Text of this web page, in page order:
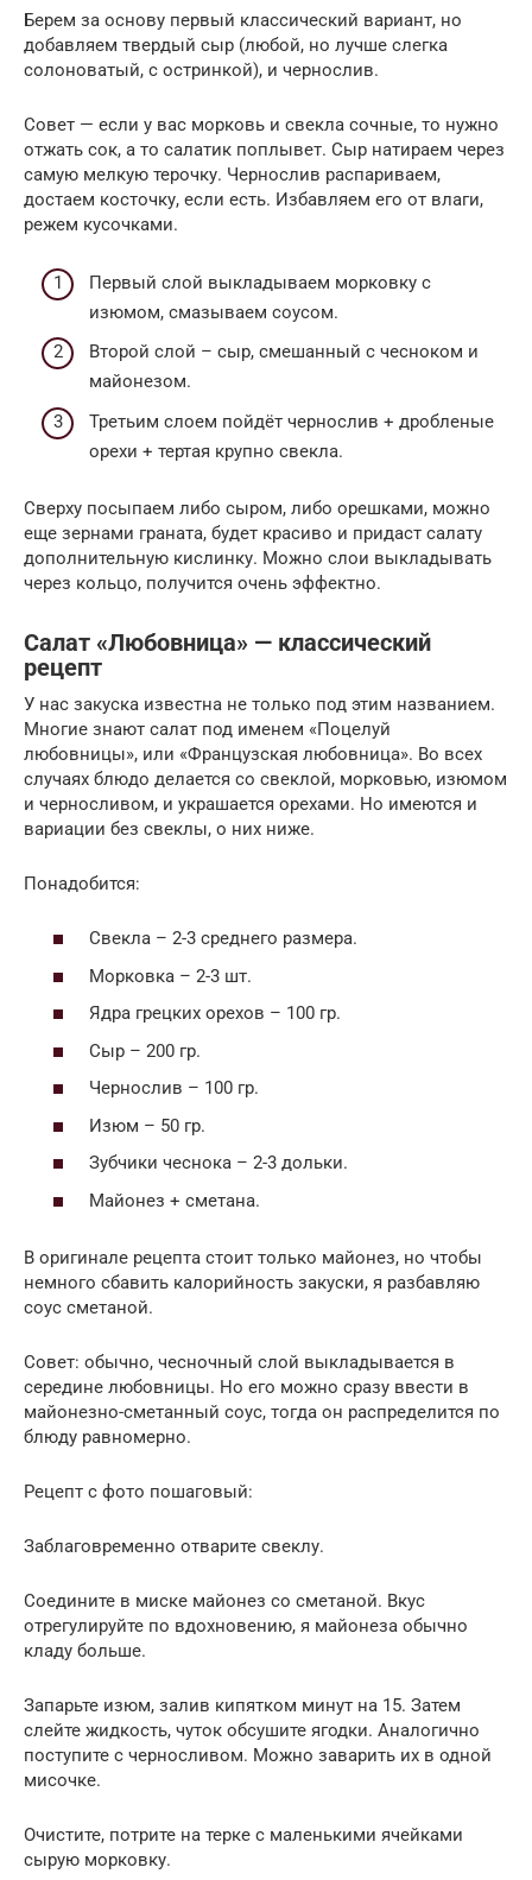
Берем за основу первый классический вариант, но
добавляем твердый сыр (любой, но лучше слегка
солоноватый, с остринкой), и чернослив.
Совет — если у вас морковь и свекла сочные, то нужно
отжать сок, а то салатик поплывет. Сыр натираем через
самую мелкую терочку. Чернослив распариваем,
достаем косточку, если есть. Избавляем его от влаги,
режем кусочками.
Первый слой выкладываем морковку с
изюмом, смазываем соусом.
Второй слой – сыр, смешанный с чесноком и
майонезом.
Третьим слоем пойдёт чернослив + дробленые
орехи + тертая крупно свекла.
Сверху посыпаем либо сыром, либо орешками, можно
еще зернами граната, будет красиво и придаст салату
дополнительную кислинку. Можно слои выкладывать
через кольцо, получится очень эффектно.
Салат «Любовница» — классический
рецепт
У нас закуска известна не только под этим названием.
Многие знают салат под именем «Поцелуй
любовницы», или «Французская любовница». Во всех
случаях блюдо делается со свеклой, морковью, изюмом
и черносливом, и украшается орехами. Но имеются и
вариации без свеклы, о них ниже.
Понадобится:
Свекла – 2-3 среднего размера.
Морковка – 2-3 шт.
Ядра грецких орехов – 100 гр.
Сыр – 200 гр.
Чернослив – 100 гр.
Изюм – 50 гр.
Зубчики чеснока – 2-3 дольки.
Майонез + сметана.
В оригинале рецепта стоит только майонез, но чтобы
немного сбавить калорийность закуски, я разбавляю
соус сметаной.
Совет: обычно, чесночный слой выкладывается в
середине любовницы. Но его можно сразу ввести в
майонезно-сметанный соус, тогда он распределится по
блюду равномерно.
Рецепт с фото пошаговый:
Заблаговременно отварите свеклу.
Соедините в миске майонез со сметаной. Вкус
отрегулируйте по вдохновению, я майонеза обычно
кладу больше.
Запарьте изюм, залив кипятком минут на 15. Затем
слейте жидкость, чуток обсушите ягодки. Аналогично
поступите с черносливом. Можно заварить их в одной
мисочке.
Очистите, потрите на терке с маленькими ячейками
сырую морковку.